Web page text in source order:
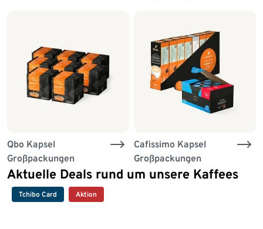
Qbo Kapsel
Großpackungen
Cafissimo Kapsel
Großpackungen
Aktuelle Deals rund um unsere Kaffees
Tchibo Card Aktion